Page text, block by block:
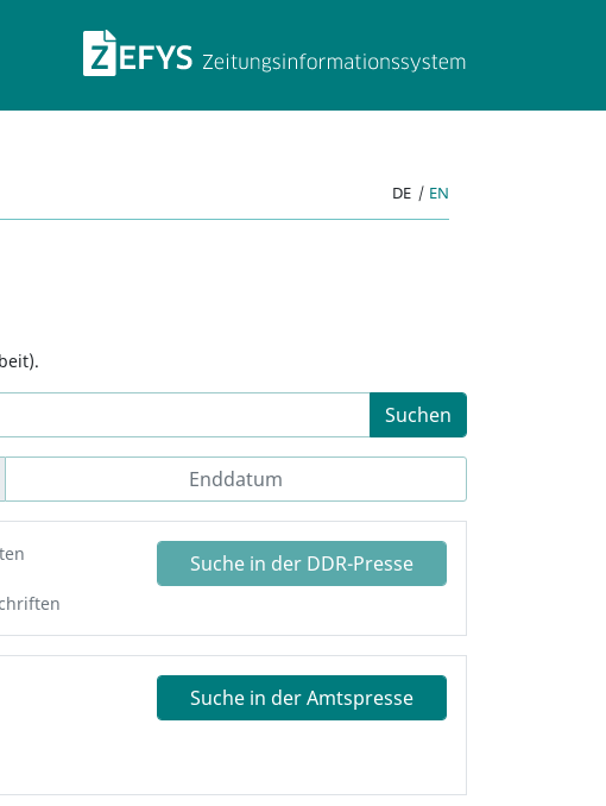
ZEFYS
DE | EN
Suchen
Suche in der DDR-Presse
Suche in der Amtspresse